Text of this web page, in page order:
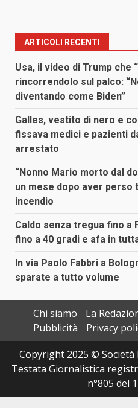
ARTICOLI RECENTI
Usa, il video di Trump che
rincorrendolo sul palco:
diventando come Biden”
Galles, vestito di nero e
fissava medici e pazienti
arrestato
“Nonno Mario morto dal
un mese dopo aver perso
incendio
Caldo senza tregua fino
fino a 40 gradi e afa in
In via Paolo Fabbri a
sparate a tutto volume
Chi siamo
La
Pubblicità
Privacy
Copyright 2025 © Società
Testata Giornalistica
n°805 del